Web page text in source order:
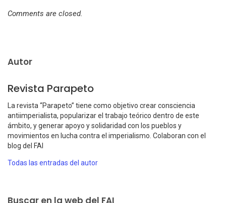
Comments are closed.
Autor
Revista Parapeto
La revista “Parapeto” tiene como objetivo crear consciencia
antiimperialista, popularizar el trabajo teórico dentro de este
ámbito, y generar apoyo y solidaridad con los pueblos y
movimientos en lucha contra el imperialismo. Colaboran con el
blog del FAI
Todas las entradas del autor
Buscar en la web del FAI